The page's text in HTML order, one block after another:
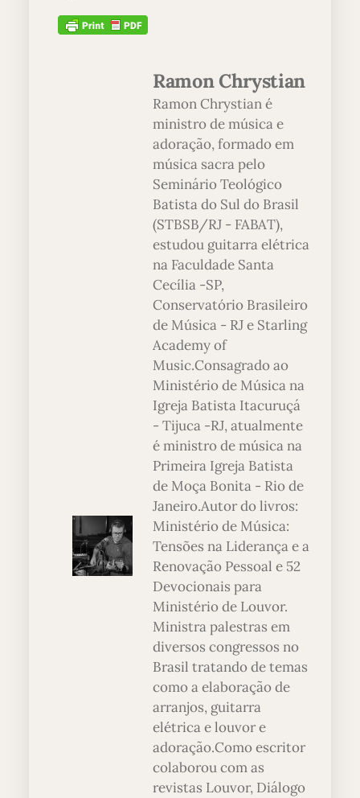
Ramon Chrystian
Ramon Chrystian é
ministro de música e
adoração, formado em
música sacra pelo
Seminário Teológico
Batista do Sul do Brasil
(STBSB/RJ - FABAT),
estudou guitarra elétrica
na Faculdade Santa
Cecília -SP,
Conservatório Brasileiro
de Música - RJ e Starling
Academy of
Music.Consagrado ao
Ministério de Música na
Igreja Batista Itacuruçá
- Tijuca -RJ, atualmente
é ministro de música na
Primeira Igreja Batista
de Moça Bonita - Rio de
Janeiro.Autor do livros:
Ministério de Música:
Tensões na Liderança e a
Renovação Pessoal e 52
Devocionais para
Ministério de Louvor.
Ministra palestras em
diversos congressos no
Brasil tratando de temas
como a elaboração de
arranjos, guitarra
elétrica e louvor e
adoração.Como escritor
colaborou com as
revistas Louvor, Diálogo